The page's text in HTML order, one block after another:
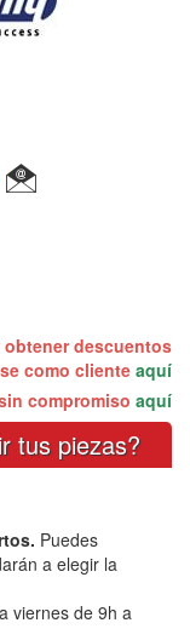
descuentos
como clienteaquí
compromiso aquí
tus piezas?
Puedes
a elegir la
viernes de 9h a